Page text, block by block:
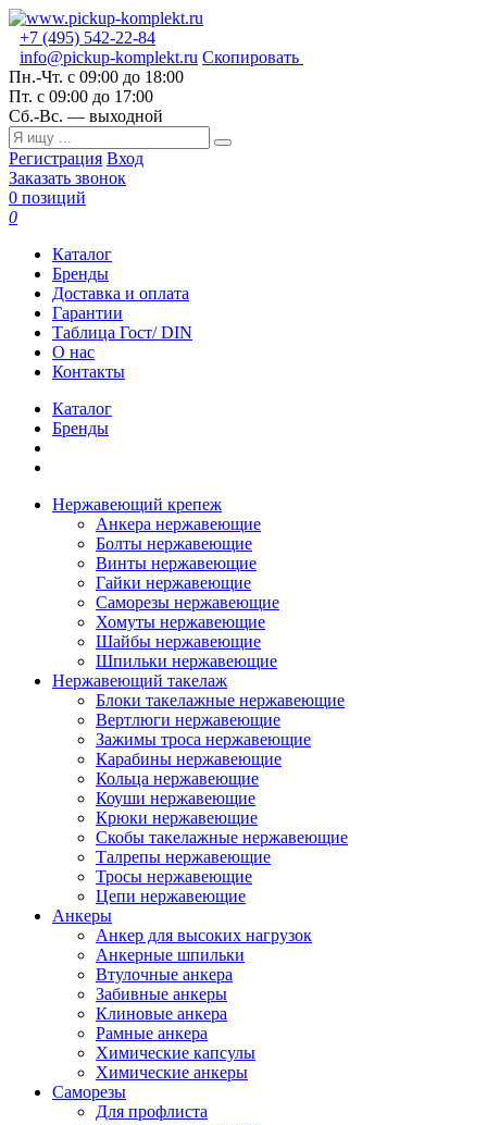
+7 (495) 542-22-84
info@pickup-komplekt.ru Скопировать
Пн.-Чт. с 09:00 до 18:00
Пт. с 09:00 до 17:00
Сб.-Вс. — выходной
Регистрация Вход
Заказать звонок
0 позиций
0
Каталог
Бренды
Доставка и оплата
Гарантии
Таблица Гост/ DIN
О нас
Контакты
Каталог
Бренды
Нержавеющий крепеж
Анкера нержавеющие
Болты нержавеющие
Винты нержавеющие
Гайки нержавеющие
Саморезы нержавеющие
Хомуты нержавеющие
Шайбы нержавеющие
Шпильки нержавеющие
Нержавеющий такелаж
Блоки такелажные нержавеющие
Вертлюги нержавеющие
Зажимы троса нержавеющие
Карабины нержавеющие
Кольца нержавеющие
Коуши нержавеющие
Крюки нержавеющие
Скобы такелажные нержавеющие
Талрепы нержавеющие
Тросы нержавеющие
Цепи нержавеющие
Анкеры
Анкер для высоких нагрузок
Анкерные шпильки
Втулочные анкера
Забивные анкеры
Клиновые анкера
Рамные анкера
Химические капсулы
Химические анкеры
Саморезы
Для профлиста